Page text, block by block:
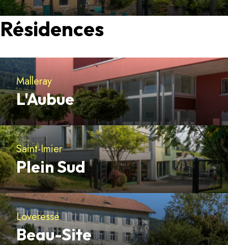
Découvrir
Résidences
Malleray
L'Aubue
Découvrir
Saint-Imier
Plein Sud
Découvrir
Loveresse
Beau-Site